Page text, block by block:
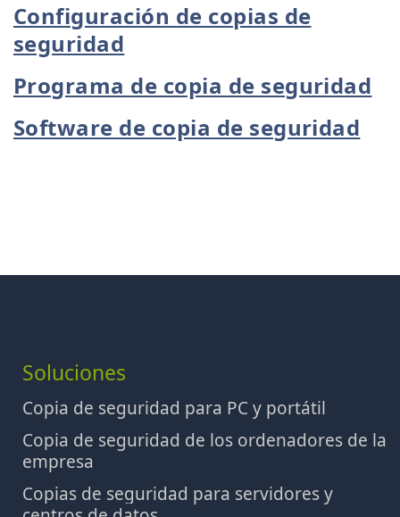
Configuración de copias de
seguridad
Programa de copia de seguridad
Software de copia de seguridad
Soluciones
Copia de seguridad para PC y portátil
Copia de seguridad de los ordenadores de la
empresa
Copias de seguridad para servidores y